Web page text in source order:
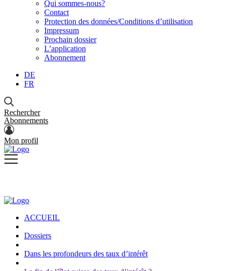
Qui sommes-nous?
Contact
Protection des données/Conditions d’utilisation
Impressum
Prochain dossier
L’application
Abonnement
DE
FR
Rechercher
Abonnements
Mon profil
ACCUEIL
Dossiers
Dans les profondeurs des taux d’intérêt